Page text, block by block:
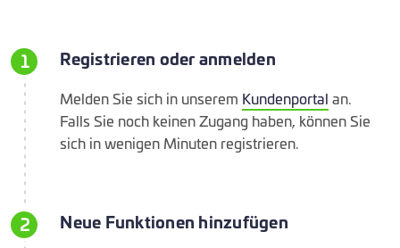
1 Registrieren oder anmelden
Melden Sie sich in unserem Kundenportal an.
Falls Sie noch keinen Zugang haben, können Sie
sich in wenigen Minuten registrieren.
2 Neue Funktionen hinzufügen